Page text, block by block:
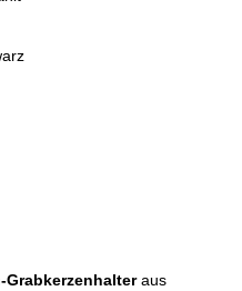
Grabkerzenhalteraus